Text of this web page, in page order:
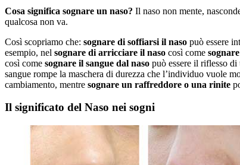
Cosa significa sognare un naso? Il naso non mente,
qualcosa non va.
Così scopriamo che: sognare di soffiarsi il naso può essere
esempio, nel sognare di arricciare il naso così come
così come sognare il sangue dal naso può essere il riflesso
sangue rompe la maschera di durezza che l’individuo vuole
cambiamento, mentre sognare un raffreddore o una rinite
Il significato del Naso nei sogni